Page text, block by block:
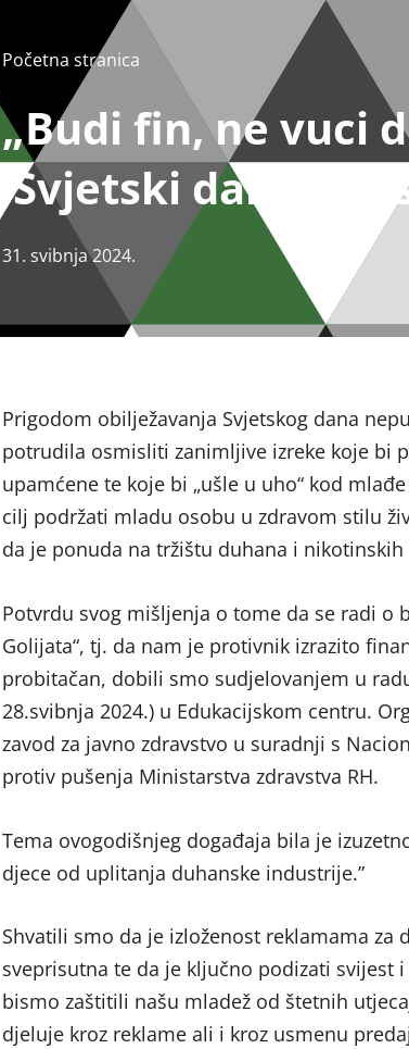
Početna stranica
„Budi fin, ne vuci
Svjetski dan
31. svibnja 2024.
Prigodom obilježavanja Svjetskog dana
potrudila osmisliti zanimljive izreke koje bi
upamćene te koje bi „ušle u uho“ kod
cilj podržati mladu osobu u zdravom stilu
da je ponuda na tržištu duhana i
Potvrdu svog mišljenja o tome da se radi o
Golijata“, tj. da nam je protivnik izrazito
probitačan, dobili smo sudjelovanjem u
28.svibnja 2024.) u Edukacijskom centru.
zavod za javno zdravstvo u suradnji s
protiv pušenja Ministarstva zdravstva RH.
Tema ovogodišnjeg događaja bila je
djece od uplitanja duhanske industrije.”
Shvatili smo da je izloženost reklamama za
sveprisutna te da je ključno podizati svijest
bismo zaštitili našu mladež od štetnih
djeluje kroz reklame ali i kroz usmenu